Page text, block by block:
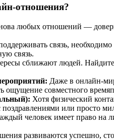
отношения?
любых отношений —
связь,
связь.
сближают людей.
Даже в онлайн-
ощущение совместного
Хотя физический
или просто
человек имеет право на
развиваются успешно,